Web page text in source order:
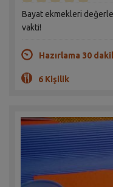
Bayat ekmekleri
vakti!
Hazırlama 30
6 Kişilik